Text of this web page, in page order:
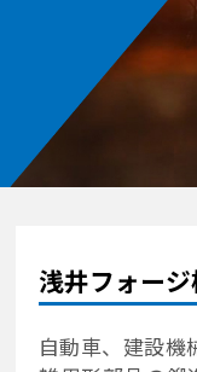
浅井フォー
自動車、建設機